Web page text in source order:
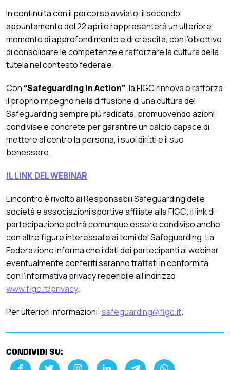
In continuità con il percorso avviato, il secondo
appuntamento del 22 aprile rappresenterà un ulteriore
momento di approfondimento e di crescita, con l’obiettivo
di consolidare le competenze e rafforzare la cultura della
tutela nel contesto federale.
Con “Safeguarding in Action”, la FIGC rinnova e rafforza
il proprio impegno nella diffusione di una cultura del
Safeguarding sempre più radicata, promuovendo azioni
condivise e concrete per garantire un calcio capace di
mettere al centro la persona, i suoi diritti e il suo
benessere.
IL LINK DEL WEBINAR
L’incontro è rivolto ai Responsabili Safeguarding delle
società e associazioni sportive affiliate alla FIGC; il link di
partecipazione potrà comunque essere condiviso anche
con altre figure interessate ai temi del Safeguarding. La
Federazione informa che i dati dei partecipanti al webinar
eventualmente conferiti saranno trattati in conformità
con l’informativa privacy reperibile all’indirizzo
www.figc.it/privacy.
Per ulteriori informazioni: safeguarding@figc.it.
CONDIVIDI SU: